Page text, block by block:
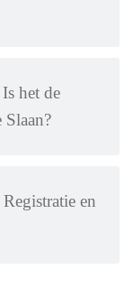
het de
en